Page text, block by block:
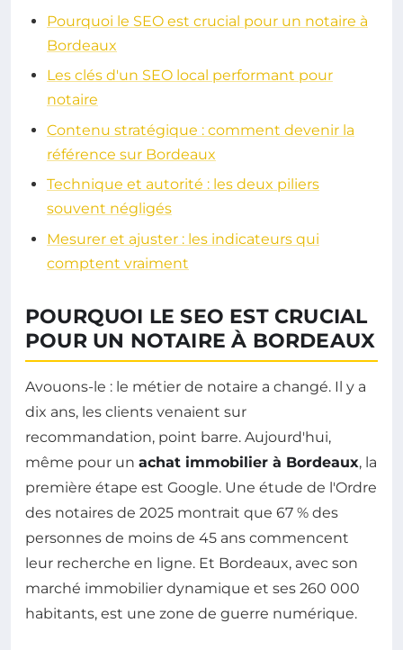
Pourquoi le SEO est crucial pour un notaire à
Bordeaux
Les clés d'un SEO local performant pour
notaire
Contenu stratégique : comment devenir la
référence sur Bordeaux
Technique et autorité : les deux piliers
souvent négligés
Mesurer et ajuster : les indicateurs qui
comptent vraiment
POURQUOI LE SEO EST CRUCIAL
POUR UN NOTAIRE À BORDEAUX
Avouons-le : le métier de notaire a changé. Il y a
dix ans, les clients venaient sur
recommandation, point barre. Aujourd'hui,
même pour un achat immobilier à Bordeaux, la
première étape est Google. Une étude de l'Ordre
des notaires de 2025 montrait que 67 % des
personnes de moins de 45 ans commencent
leur recherche en ligne. Et Bordeaux, avec son
marché immobilier dynamique et ses 260 000
habitants, est une zone de guerre numérique.